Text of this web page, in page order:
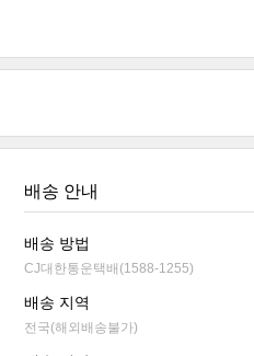
배송 안내
배송 방법
CJ대한통운택배(1588-1255)
배송 지역
전국(해외배송불가)